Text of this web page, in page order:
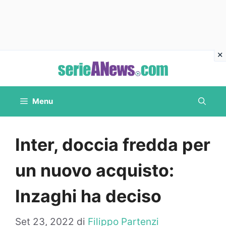
contenuto
Menu
Inter, doccia fredda per
un nuovo acquisto:
Inzaghi ha deciso
Set 23, 2022 di Filippo Partenzi